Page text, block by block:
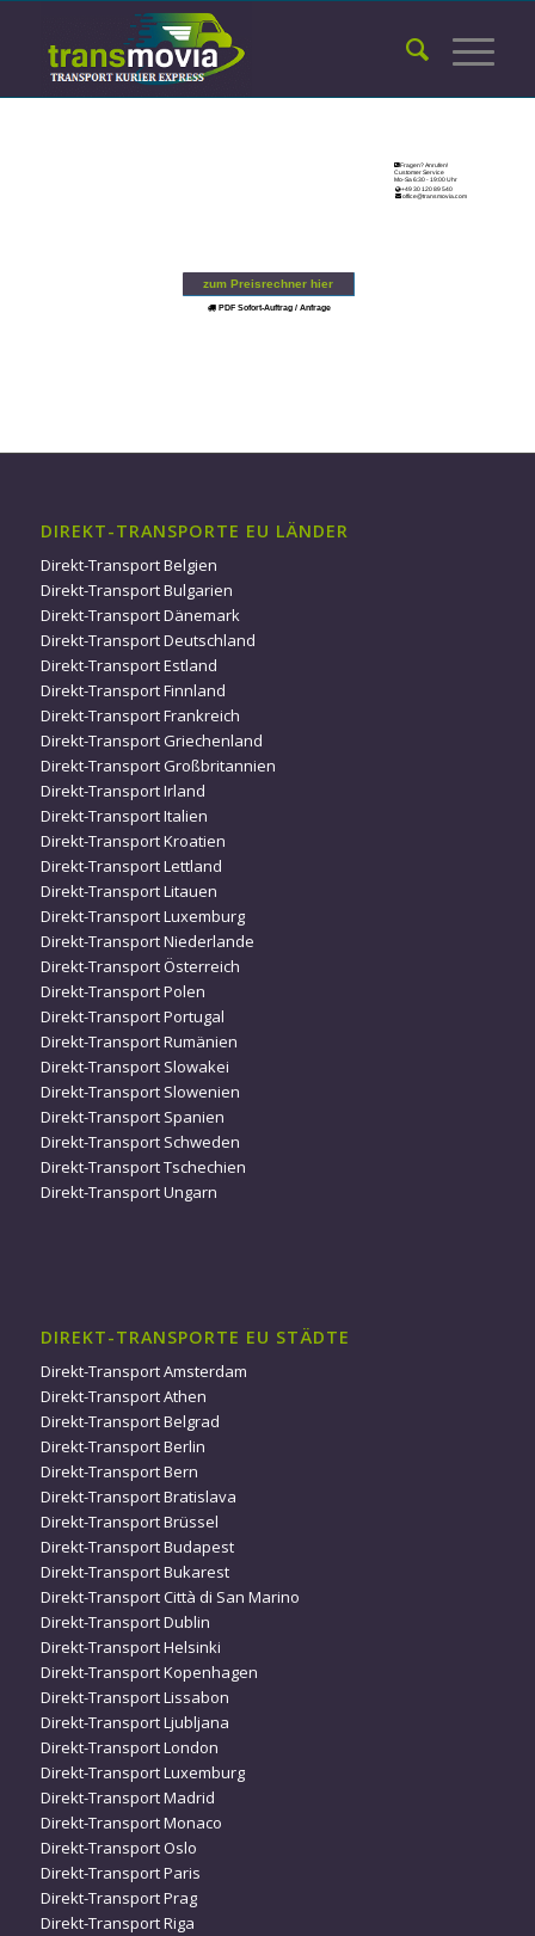
zum Preisrechner hier
+49 30 120 89 540
office@transmovia.com
Fragen? Anrufen!
Customer Service
Mo-Sa 6:30 - 19:00 Uhr
PDF Sofort-Auftrag / Anfrage
DIREKT-TRANSPORTE EU LÄNDER
Direkt-Transport Belgien
Direkt-Transport Bulgarien
Direkt-Transport Dänemark
Direkt-Transport Deutschland
Direkt-Transport Estland
Direkt-Transport Finnland
Direkt-Transport Frankreich
Direkt-Transport Griechenland
Direkt-Transport Großbritannien
Direkt-Transport Irland
Direkt-Transport Italien
Direkt-Transport Kroatien
Direkt-Transport Lettland
Direkt-Transport Litauen
Direkt-Transport Luxemburg
Direkt-Transport Niederlande
Direkt-Transport Österreich
Direkt-Transport Polen
Direkt-Transport Portugal
Direkt-Transport Rumänien
Direkt-Transport Slowakei
Direkt-Transport Slowenien
Direkt-Transport Spanien
Direkt-Transport Schweden
Direkt-Transport Tschechien
Direkt-Transport Ungarn
DIREKT-TRANSPORTE EU STÄDTE
Direkt-Transport Amsterdam
Direkt-Transport Athen
Direkt-Transport Belgrad
Direkt-Transport Berlin
Direkt-Transport Bern
Direkt-Transport Bratislava
Direkt-Transport Brüssel
Direkt-Transport Budapest
Direkt-Transport Bukarest
Direkt-Transport Città di San Marino
Direkt-Transport Dublin
Direkt-Transport Helsinki
Direkt-Transport Kopenhagen
Direkt-Transport Lissabon
Direkt-Transport Ljubljana
Direkt-Transport London
Direkt-Transport Luxemburg
Direkt-Transport Madrid
Direkt-Transport Monaco
Direkt-Transport Oslo
Direkt-Transport Paris
Direkt-Transport Prag
Direkt-Transport Riga